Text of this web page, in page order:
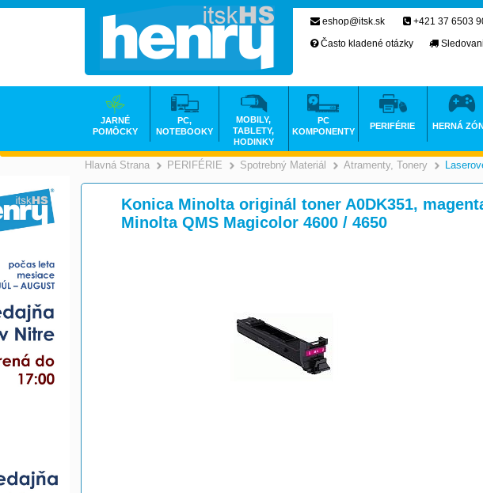
Hlavná Strana >
PERIFÉRIE >
Spotrebný Materiál >
Atramenty, Tonery
Konica Minolta originál toner A0DK351,
Minolta QMS Magicolor 4600 / 4650
eshop@itsk.sk +421 37 6503
Často kladené otázky
JARNÉ
POMÔCKY
PC,
NOTEBOOKY
MOBILY,
TABLETY,
HODINKY
PC
KOMPONENTY
PERIFÉRIE HERNÁ